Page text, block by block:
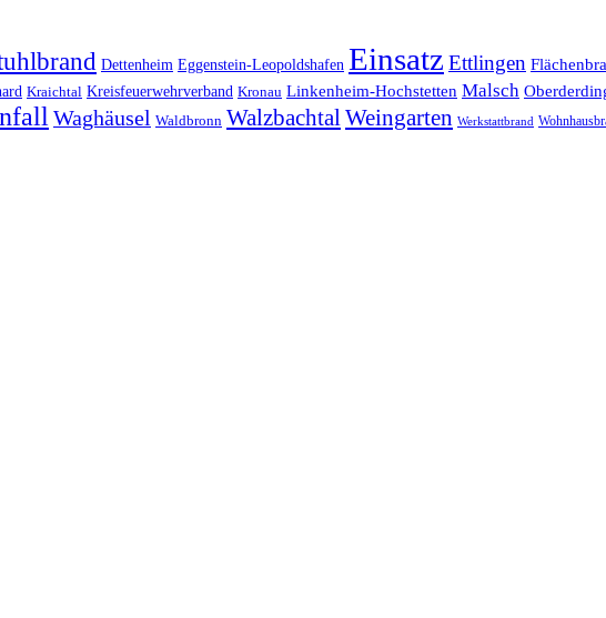
Dettenheim Eggenstein-Leopoldshafen Einsatz Ettlingen
Kraichtal Kreisfeuerwehrverband Kronau Linkenheim-Hochstetten Malsch
Waghäusel Waldbronn Walzbachtal Weingarten Werkstattbrand